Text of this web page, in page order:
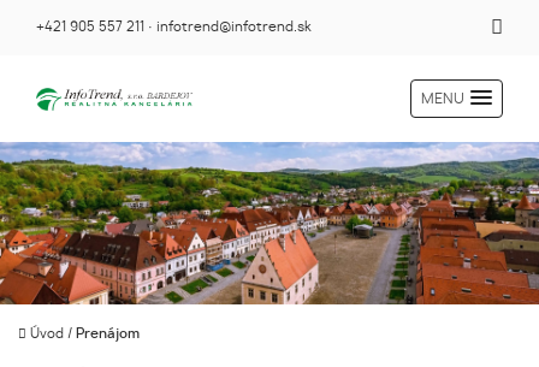
+421 905 557 211 · infotrend@infotrend.sk
MENU
Úvod / Prenájom